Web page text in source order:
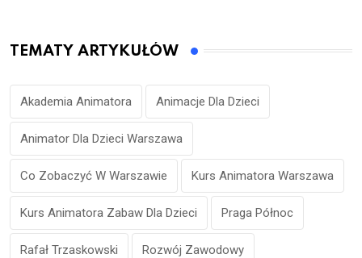
TEMATY ARTYKUŁÓW
Akademia Animatora Animacje Dla Dzieci
Animator Dla Dzieci Warszawa
Co Zobaczyć W Warszawie Kurs Animatora Warszawa
Kurs Animatora Zabaw Dla Dzieci Praga Północ
Rafał Trzaskowski Rozwój Zawodowy